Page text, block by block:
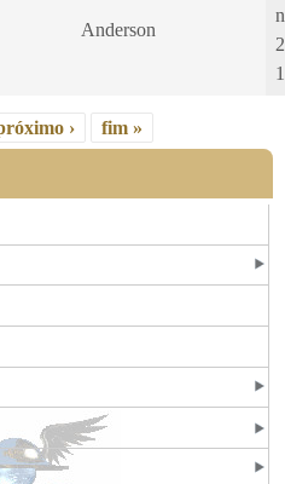
Anderson
› fim »